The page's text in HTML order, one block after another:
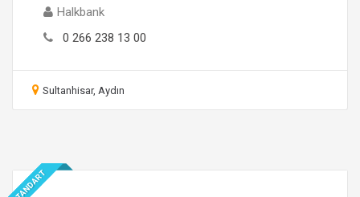
Halkbank
0 266 238 13 00
Sultanhisar, Aydın
STANDART